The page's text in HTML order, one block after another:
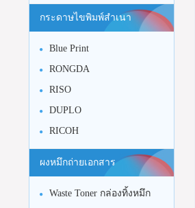
กระดาษไขพิมพ์สำเนา
Blue Print
RONGDA
RISO
DUPLO
RICOH
ผงหมึกถ่ายเอกสาร
Waste Toner กล่องทิ้งหมึก